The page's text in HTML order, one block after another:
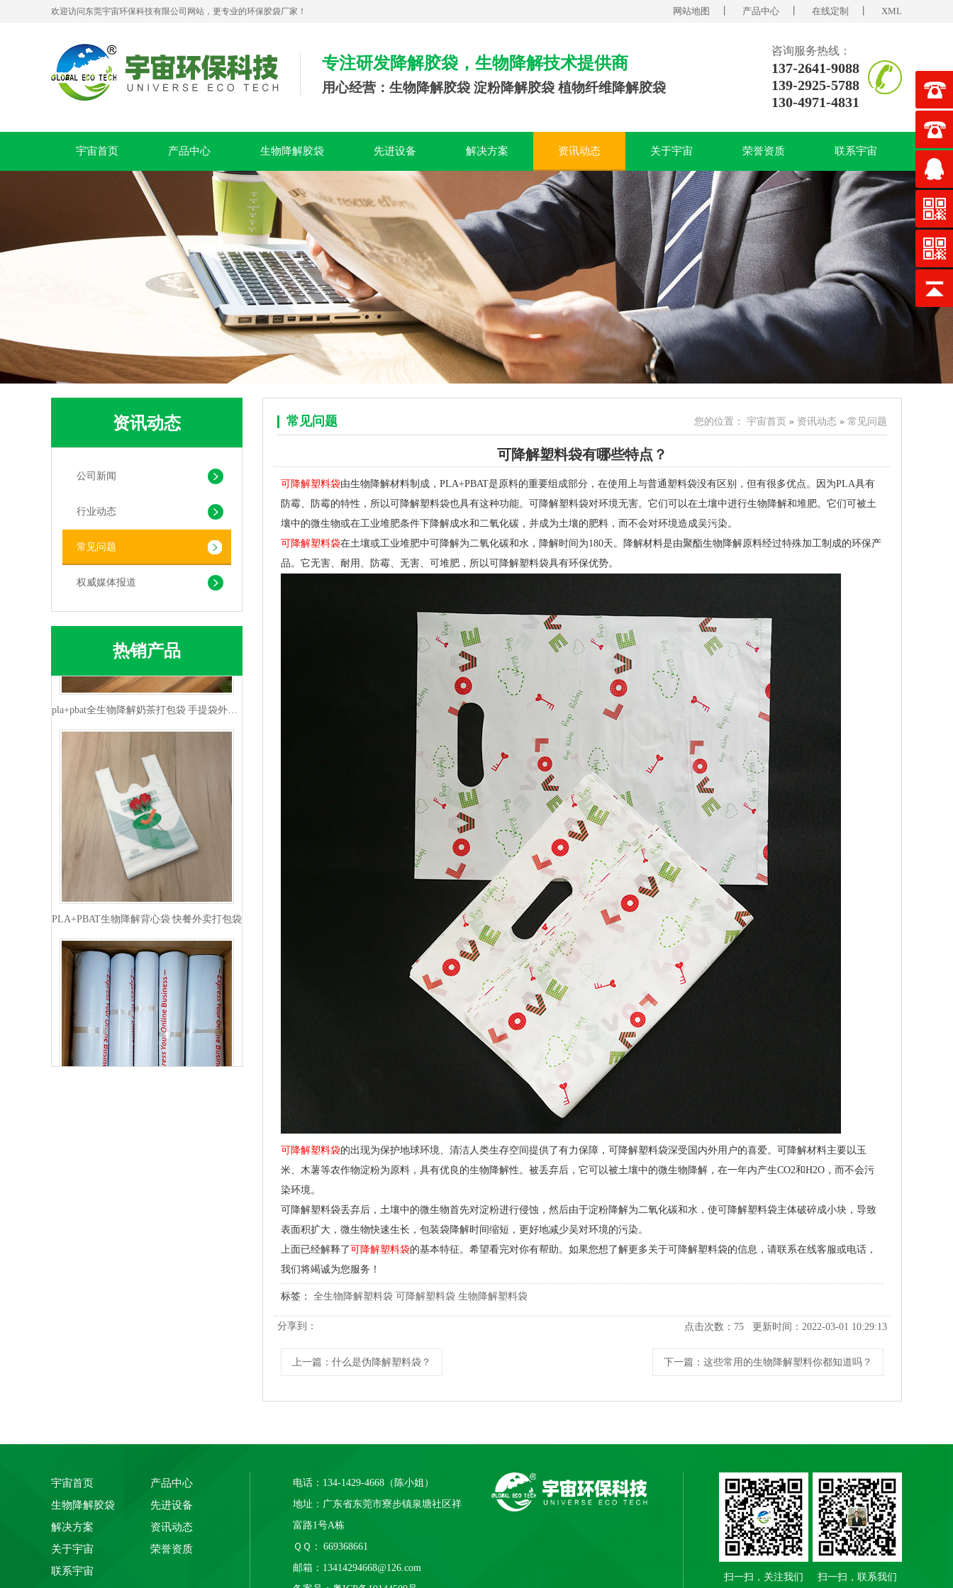
欢迎访问东莞宇宙环保科技有限公司网站，更专业的环保胶袋厂家！ 网站地图 产品中心 在线定制 XML
专注研发降解胶袋，生物降解技术提供商
用心经营：生物降解胶袋 淀粉降解胶袋 植物纤维降解胶袋
咨询服务热线：
137-2641-9088
139-2925-5788
130-4971-4831
宇宙首页 产品中心 生物降解胶袋 先进设备 解决方案 资讯动态 关于宇宙 荣誉资质 联系宇宙
资讯动态
公司新闻
行业动态
常见问题
权威媒体报道
热销产品
PLA+PBAT全生物降解贴骨袋 密封包装袋 五金包装
PLA+PBAT生物降解背心袋 快餐外卖打包袋
常见问题 您的位置： 宇宙首页 » 资讯动态 » 常见问题
可降解塑料袋有哪些特点？
可降解塑料袋由生物降解材料制成，PLA+PBAT是原料的重要组成部分，在使用上与普通塑料袋没有区别，但有很多优点。因为PLA具有
防霉、防霉的特性，所以可降解塑料袋也具有这种功能。可降解塑料袋对环境无害。它们可以在土壤中进行生物降解和堆肥。它们可被土
壤中的微生物或在工业堆肥条件下降解成水和二氧化碳，并成为土壤的肥料，而不会对环境造成吴污染。
可降解塑料袋在土壤或工业堆肥中可降解为二氧化碳和水，降解时间为180天。降解材料是由聚酯生物降解原料经过特殊加工制成的环保产
品。它无害、耐用、防霉、无害、可堆肥，所以可降解塑料袋具有环保优势。
可降解塑料袋的出现为保护地球环境、清洁人类生存空间提供了有力保障，可降解塑料袋深受国内外用户的喜爱。可降解材料主要以玉
米、木薯等农作物淀粉为原料，具有优良的生物降解性。被丢弃后，它可以被土壤中的微生物降解，在一年内产生CO2和H2O，而不会污
染环境。
可降解塑料袋丢弃后，土壤中的微生物首先对淀粉进行侵蚀，然后由于淀粉降解为二氧化碳和水，使可降解塑料袋主体破碎成小块，导致
表面积扩大，微生物快速生长，包装袋降解时间缩短，更好地减少吴对环境的污染。
上面已经解释了可降解塑料袋的基本特征。希望看完对你有帮助。如果您想了解更多关于可降解塑料袋的信息，请联系在线客服或电话，
我们将竭诚为您服务！
标签： 全生物降解塑料袋 可降解塑料袋 生物降解塑料袋
分享到： 点击次数： 75 更新时间：2022-03-01 10:29:13
上一篇 ：什么是伪降解塑料袋？ 下一篇 ：这些常用的生物降解塑料你都知道吗？
宇宙首页
产品中心
生物降解胶袋
先进设备
解决方案
资讯动态
关于宇宙
荣誉资质
联系宇宙
电话：134-1429-4668（陈小姐）
地址：广东省东莞市寮步镇泉塘社区祥
富路1号A栋
ＱＱ： 669368661
邮箱：13414294668@126.com
扫一扫，关注我们 扫一扫，联系我们